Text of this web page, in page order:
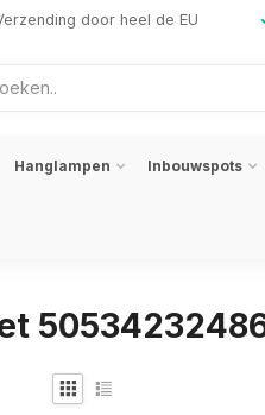
door heel de EU
Hanglampen Inbouwspots